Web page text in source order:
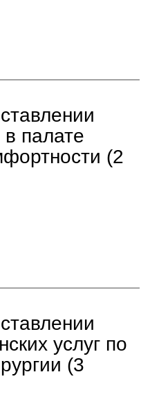
в палате
(2
услуг по
(3